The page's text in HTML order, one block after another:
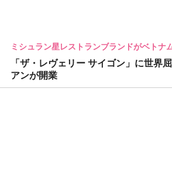
ミシュラン星レストランブランドがベトナ
「ザ・レヴェリー サイゴン」に世界
アンが開業